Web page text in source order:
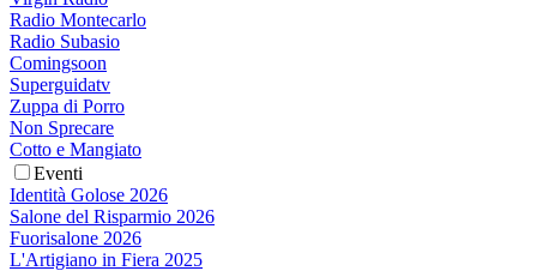
Radio Montecarlo
Radio Subasio
Comingsoon
Superguidatv
Zuppa di Porro
Non Sprecare
Cotto e Mangiato
Eventi
Identità Golose 2026
Salone del Risparmio 2026
Fuorisalone 2026
L'Artigiano in Fiera 2025